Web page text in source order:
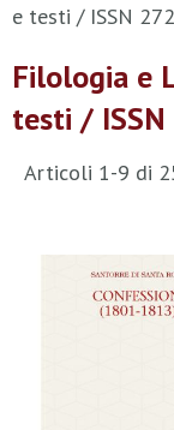
e testi / ISSN
Filologia e
testi /
Articoli 1-9 di